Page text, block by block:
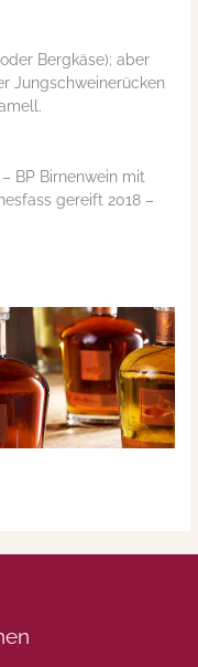
Bergkäse); aber
Jungschweinerücken
BP Birnenwein mit
gereift 2018 –